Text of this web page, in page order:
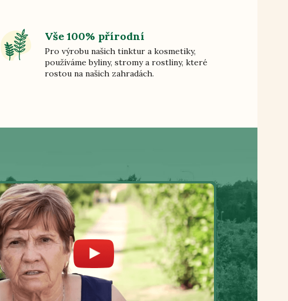
Vše 100% přírodní
Pro výrobu našich tinktur a kosmetiky,
používáme byliny, stromy a rostliny, které
rostou na našich zahradách.